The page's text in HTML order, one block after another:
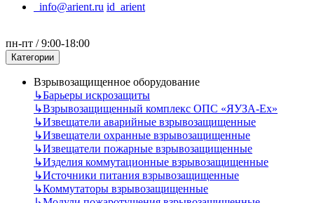
info@arient.ru id_arient
пн-пт / 9:00-18:00
Категории
Взрывозащищенное оборудование
↳Барьеры искрозащиты
↳Взрывозащищенный комплекс ОПС «ЯУЗА-Ех»
↳Извещатели аварийные взрывозащищенные
↳Извещатели охранные взрывозащищенные
↳Извещатели пожарные взрывозащищенные
↳Изделия коммутационные взрывозащищенные
↳Источники питания взрывозащищенные
↳Коммутаторы взрывозащищенные